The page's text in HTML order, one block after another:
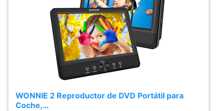
WONNIE 2 Reproductor de DVD Portátil para
Coche,…